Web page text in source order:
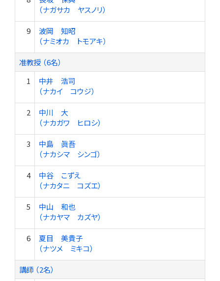
（ナガサカ ヤスノリ）
9
波岡 知昭
（ナミオカ トモアキ）
准教授 （6名）
1
中井 浩司
（ナカイ コウジ）
2
中川 大
（ナカガワ ヒロシ）
3
中島 眞吾
（ナカシマ シンゴ）
4
中谷 こずえ
（ナカタニ コズエ）
5
中山 和也
（ナカヤマ カズヤ）
6
夏目 美貴子
（ナツメ ミキコ）
講師 （2名）